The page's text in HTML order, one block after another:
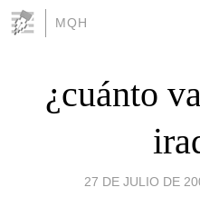
MQH
¿cuánto
27 DE JULIO DE